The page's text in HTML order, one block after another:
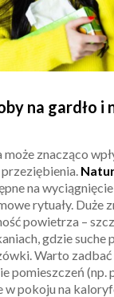
na gardło i
znacząco
na
rytuały. Duże
powietrza –
gdzie suche
Warto
pomieszczeń (np.
pokoju na